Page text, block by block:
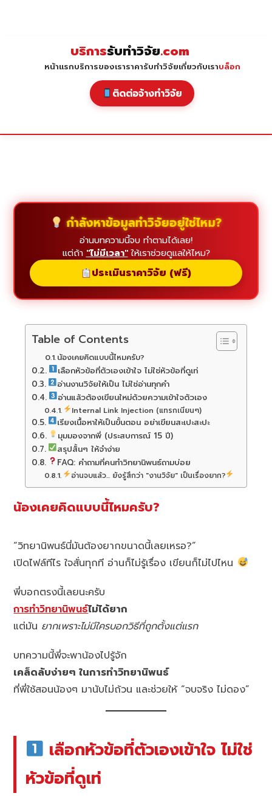
บริการรับทำวิจัย.com
หน้าแรกบริการของเราราคารับทำวิจัยเกี่ยวกับเราบล็อก
ติดต่อจ้างทำวิจัย
กำลังหาข้อมูลทำวิจัยอยู่ใช่ไหม?
อ่านบทความนี้จบ ทำตามได้เลย!
แต่ถ้า "ไม่มีเวลา"ให้เราช่วยดูแลให้ไหม?
ประเมินราคาวิจัย (ฟรี)
Table of Contents
น้องเคยคิดแบบนี้ไหมครับ?
เลือกหัวข้อที่ตัวเองเข้าใจ ไม่ใช่หัวข้อที่ดูเท่
อ่านงานวิจัยให้เป็น ไม่ใช่อ่านทุกคำ
อ่านแล้วต้องเขียนใหม่ด้วยความเข้าใจตัวเอง
Internal Link Injection (แทรกเนียนๆ)
เรียงเนื้อหาให้เป็นขั้นตอน อย่าเขียนสะเปะสะปะ
มุมมองจากพี่ (ประสบการณ์ 15 ปี)
สรุปสั้นๆ ให้จำง่าย
FAQ: คำถามที่คนทำวิทยานิพนธ์ถามบ่อย
อ่านจบแล้ว... ยังรู้สึกว่า "งานวิจัย" เป็นเรื่องยาก?
น้องเคยคิดแบบนี้ไหมครับ?
“วิทยานิพนธ์นี่มันต้องยากขนาดนี้เลยเหรอ?”
เปิดไฟล์ทีไร ใจสั่นทุกที อ่านก็ไม่รู้เรื่อง เขียนก็ไม่ไปไหน
พี่บอกตรงนี้เลยนะครับ
การทำวิทยานิพนธ์ไม่ได้ยาก
แต่มัน ยากเพราะไม่มีใครบอกวิธีที่ถูกตั้งแต่แรก
บทความนี้พี่จะพาน้องไปรู้จัก
เคล็ดลับง่ายๆ ในการทำวิทยานิพนธ์
ที่พี่ใช้สอนน้องๆ มานับไม่ถ้วน และช่วยให้ “จบจริง ไม่ดอง”
เลือกหัวข้อที่ตัวเองเข้าใจ ไม่ใช่
หัวข้อที่ดูเท่